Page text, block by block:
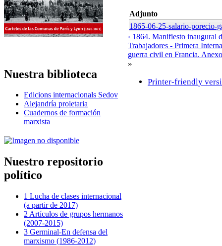
Nuestra biblioteca
Edicions internacionals Sedov
Alejandría proletaria
Cuadernos de formación
marxista
Nuestro repositorio
político
1 Lucha de clases internacional
(a partir de 2017)
2 Artículos de grupos hermanos
(2007-2015)
3 Germinal-En defensa del
marxismo (1986-2012)
Adjunto
1865-06-25-salario-porecio-
‹ 1864. Manifiesto inaugural
Trabajadores - Primera
guerra civil en Francia.
»
Printer-friendly